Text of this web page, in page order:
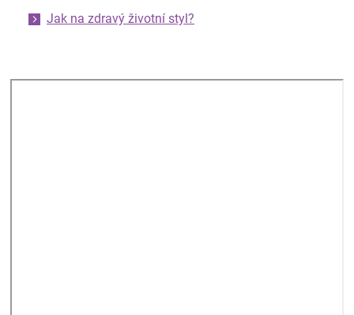
Jak na zdravý životní styl?